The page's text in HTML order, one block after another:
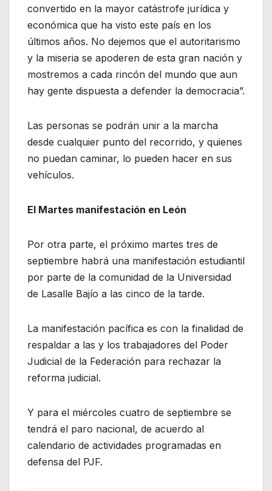
convertido en la mayor catástrofe jurídica y
económica que ha visto este país en los
últimos años. No dejemos que el autoritarismo
y la miseria se apoderen de esta gran nación y
mostremos a cada rincón del mundo que aun
hay gente dispuesta a defender la democracia”.
Las personas se podrán unir a la marcha
desde cualquier punto del recorrido, y quienes
no puedan caminar, lo pueden hacer en sus
vehículos.
El Martes manifestación en León
Por otra parte, el próximo martes tres de
septiembre habrá una manifestación estudiantil
por parte de la comunidad de la Universidad
de Lasalle Bajío a las cinco de la tarde.
La manifestación pacífica es con la finalidad de
respaldar a las y los trabajadores del Poder
Judicial de la Federación para rechazar la
reforma judicial.
Y para el miércoles cuatro de septiembre se
tendrá el paro nacional, de acuerdo al
calendario de actividades programadas en
defensa del PJF.